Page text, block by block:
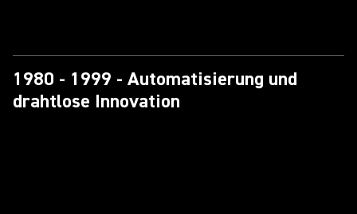
1980 - 1999 - Automatisierung und
drahtlose Innovation